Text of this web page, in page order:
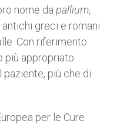
nome da pallium,
greci e romani
Con riferimento
più appropriato
più che di
per le Cure